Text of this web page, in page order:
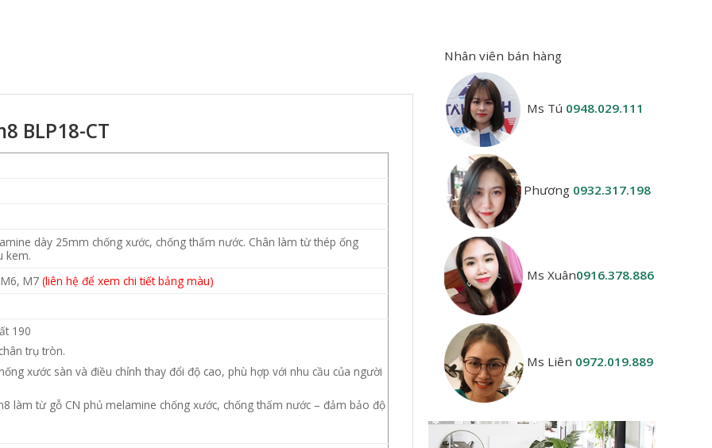
BLP18-CT
dày 25mm chống xước, chống thấm nước. Chân làm từ thép ống
kem.
M7 (liên hệ để xem chi tiết bảng màu)
190
trụ tròn.
xước sàn và điều chỉnh thay đổi độ cao, phù hợp với nhu cầu của người
làm từ gỗ CN phủ melamine chống xước, chống thấm nước – đảm bảo độ
Nhân viên bán hàng
Ms Tú 0948.029.111
Phương 0932.317.198
Ms Xuân0916.378.886
Ms Liên 0972.019.889